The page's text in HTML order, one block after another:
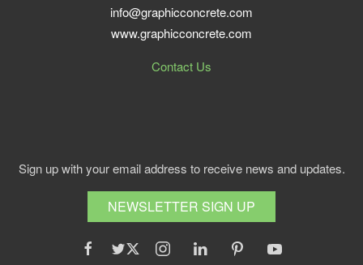
info@graphicconcrete.com
www.graphicconcrete.com
Contact Us
Sign up with your email address to receive news and updates.
NEWSLETTER SIGN UP